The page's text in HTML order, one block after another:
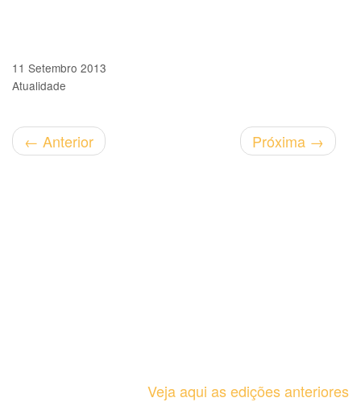
11 Setembro 2013
Atualidade
← Anterior Próxima →
Veja aqui as edições anteriores